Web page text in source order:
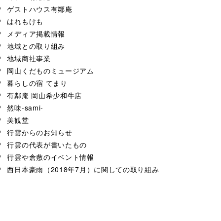
ゲストハウス有鄰庵
はれもけも
メディア掲載情報
地域との取り組み
地域商社事業
岡山くだものミュージアム
暮らしの宿 てまり
有鄰庵 岡山希少和牛店
然味-sami-
美観堂
行雲からのお知らせ
行雲の代表が書いたもの
行雲や倉敷のイベント情報
西日本豪雨（2018年7月）に関しての取り組み